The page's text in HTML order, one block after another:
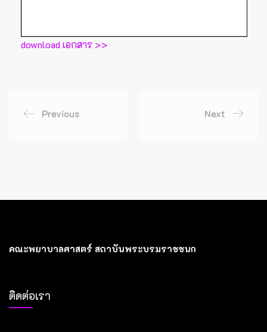
download เอกสาร >>
Previous Next
คณะพยาบาลศาสตร์ สถาบันพระบรมราชชนก
ติดต่อเรา